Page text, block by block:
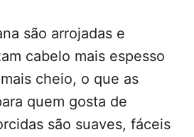
são arrojadas e
cabelo mais espesso
cheio, o que as
quem gosta de
são suaves, fáceis